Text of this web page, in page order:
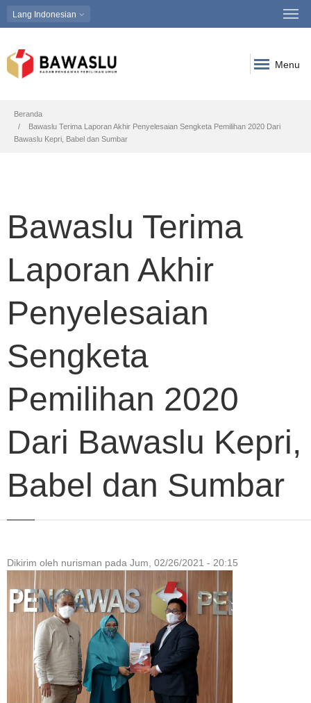
Lang Indonesian
Menu
Breadcrumb
Beranda
Bawaslu Terima Laporan Akhir Penyelesaian Sengketa Pemilihan 2020 Dari
Bawaslu Kepri, Babel dan Sumbar
Bawaslu Terima
Laporan Akhir
Penyelesaian
Sengketa
Pemilihan 2020
Dari Bawaslu Kepri,
Babel dan Sumbar
Dikirim oleh nurisman pada Jum, 02/26/2021 - 20:15